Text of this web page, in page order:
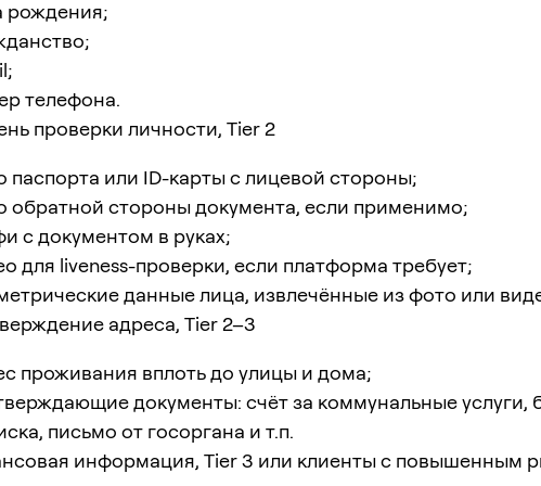
рождения;
телефона.
проверки личности, Tier 2
паспорта или ID-карты с лицевой стороны;
обратной стороны документа, если применимо;
с документом в руках;
для liveness-проверки, если платформа требует;
данные лица, извлечённые из фото или
адреса, Tier 2–3
проживания вплоть до улицы и дома;
документы: счёт за коммунальные услуги,
письмо от госоргана и т.п.
информация, Tier 3 или клиенты с повышенным